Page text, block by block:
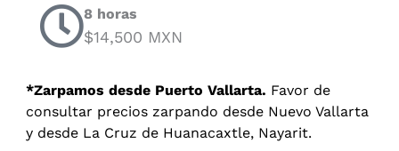
8 horas
$14,500 MXN
*Zarpamos desde Puerto Vallarta. Favor de
consultar precios zarpando desde Nuevo Vallarta
y desde La Cruz de Huanacaxtle, Nayarit.